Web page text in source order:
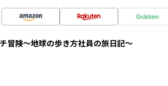
冒険～地球の歩き方社員の旅日記～